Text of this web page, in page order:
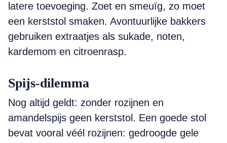
latere toevoeging. Zoet en smeuïg, zo moet
een kerststol smaken. Avontuurlijke bakkers
gebruiken extraatjes als sukade, noten,
kardemom en citroenrasp.
Spijs-dilemma
Nog altijd geldt: zonder rozijnen en
amandelspijs geen kerststol. Een goede stol
bevat vooral véél rozijnen: gedroogde gele